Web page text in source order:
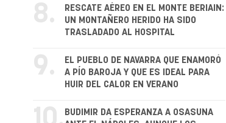
8.
RESCATE AÉREO EN EL MONTE BERIAIN:
UN MONTAÑERO HERIDO HA SIDO
TRASLADADO AL HOSPITAL
9.
EL PUEBLO DE NAVARRA QUE ENAMORÓ
A PÍO BAROJA Y QUE ES IDEAL PARA
HUIR DEL CALOR EN VERANO
BUDIMIR DA ESPERANZA A OSASUNA